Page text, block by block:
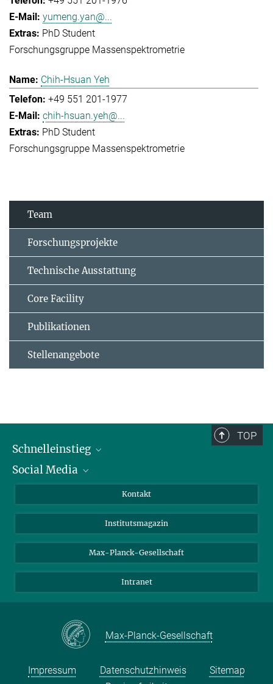
yumeng.yan@...
PhD Student
Forschungsgruppe Massenspektrometrie
Chih-Hsuan Yeh
+49 551 201-1977
chih-hsuan.yeh@...
PhD Student
Forschungsgruppe Massenspektrometrie
Team
Forschungsprojekte
Technische Ausstattung
Core Facility
Publikationen
Stellenangebote
TOP
Schnelleinstieg
Alumni
Fördernde
Schulen
Studierende
Social Media
Bluesky
Facebook
YouTube
Kontakt
Institutsmagazin
Max-Planck-Gesellschaft
Intranet
Max-Planck-Gesellschaft
Impressum Datenschutzhinweis
Sitemap